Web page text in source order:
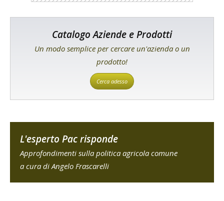
Catalogo Aziende e Prodotti
Un modo semplice per cercare un'azienda o un
prodotto!
Cerca adesso
L'esperto Pac risponde
Approfondimenti sulla politica agricola comune
a cura di Angelo Frascarelli